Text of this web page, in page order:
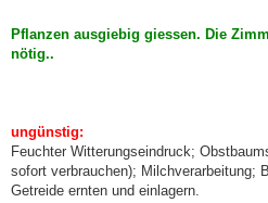
Pflanzen ausgiebig giessen. Die
nötig..
ungünstig:
Feuchter Witterungseindruck;
sofort verbrauchen); Milchverarbeitung;
Getreide ernten und einlagern.